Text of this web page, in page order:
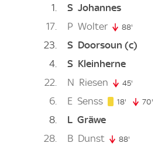
1 S Johannes
17
P Wolter 88'
23 S Doorsoun (c)
4
S Kleinherne
22
N Riesen 45'
6 E Senss 18' 18. minute
70'
8 L Gräwe
28
B Dunst 88'